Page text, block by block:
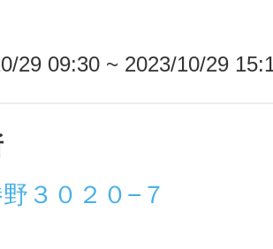
29 09:30 ~ 2023/10/29
３０２０−７